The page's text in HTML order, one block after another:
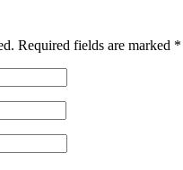
Required fields are marked *